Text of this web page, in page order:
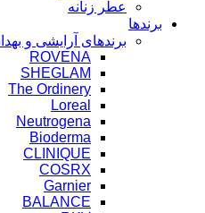
عطر زنانه
برندها
برندهای آرایشی و
ROVENA
SHEGLAM
The Ordinery
Loreal
Neutrogena
Bioderma
CLINIQUE
COSRX
Garnier
BALANCE